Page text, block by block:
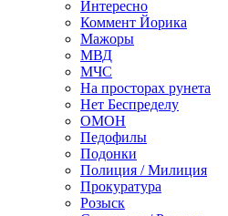
Интересно
Коммент Йорика
Мажоры
МВД
МЧС
На просторах рунета
Нет Беспределу
ОМОН
Педофилы
Подонки
Полиция / Милиция
Прокуратура
Розыск